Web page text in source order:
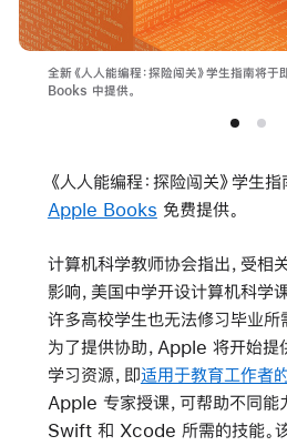
全新《人人能编程：探险闯关》学生指南将
Books 中提供。
《人人能编程：探险闯关》学生
Apple Books 免费提供。
计算机科学教师协会指出，受相
影响，美国中学开设计算机科学
许多高校学生也无法修习毕业所
为了提供协助，Apple 将开始提
学习资源，即适用于教育工作者
Apple 专家授课，可帮助不同能
Swift 和 Xcode 所需的技能。